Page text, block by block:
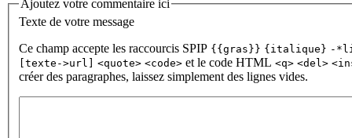
Ajoutez votre commentaire ici
Texte de votre message
Ce champ accepte les raccourcis SPIP {{gras}} {italique} -
[texte->url]
<quote> <code> et le code HTML <q> <del>
créer des paragraphes, laissez simplement des lignes vides.